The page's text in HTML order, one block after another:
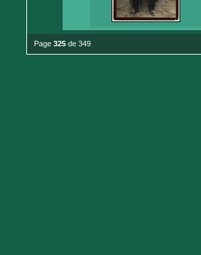
Page 325 de 349